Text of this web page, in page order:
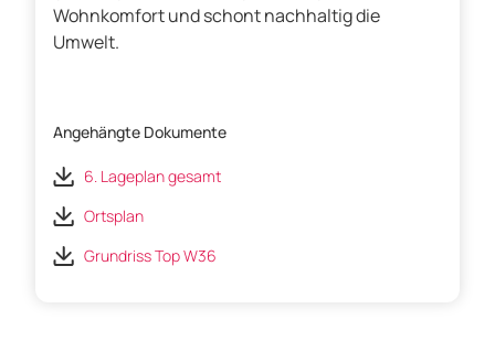
Wohnkomfort und schont nachhaltig die
Umwelt.
Angehängte Dokumente
6. Lageplan gesamt
Ortsplan
Grundriss Top W36